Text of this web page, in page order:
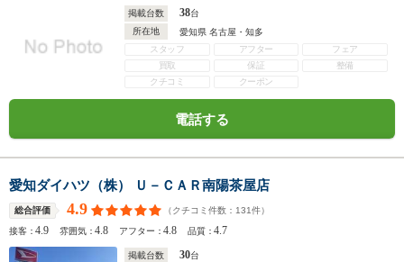
掲載台数 38台
所在地
愛知県 名古屋・知多
スタッフ
アフター
フェア
買取
保証
整備
クチコミ
クーポン
電話する
愛知ダイハツ（株） Ｕ－ＣＡＲ南陽茶屋店
総合評価 4.9 （クチコミ件数： 131件）
接客：4.9 雰囲気：4.8 アフター：4.8 品質：4.7
掲載台数 30台